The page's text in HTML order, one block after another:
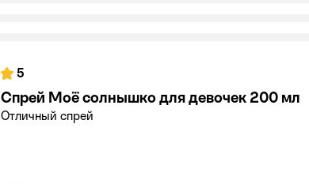
5
Спрей Моё солнышко для девочек 200 мл
Отличный спрей